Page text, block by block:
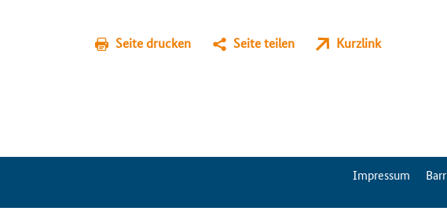
Seite drucken Seite teilen Kurzlink
ServiceMenuImpressum